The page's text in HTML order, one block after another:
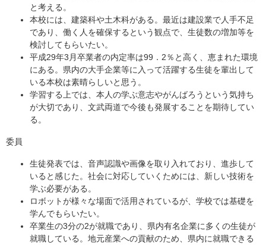
と考える。
本校には、建築科や土木科がある。最近は建設業で人手不足
であり、働く人を確保するという観点で、生徒数の増加等を
検討してもらいたい。
平成29年3月卒業者の内定率は99．2％と高く、恵まれた環境
にある。県内の大手企業等に入って活躍する生徒を輩出して
いる本校は素晴らしいと思う。
学習する上では、本人の学ぶ意志やがんばろうという気持ち
が大切であり、文武両道で今後も発展することを期待してい
る。
委員
生徒発表では、音声認識や画像を取り入れており、進歩して
いると感じた。社会に対応していくためには、新しい技術を
学ぶ必要がある。
ロボットが様々な場面で活用されているが、学校では基礎を
学んでもらいたい。
卒業生の3分の2が就職であり、県内有名企業に多くの生徒が
就職している。地元産業への貢献のため、県内に就職できる